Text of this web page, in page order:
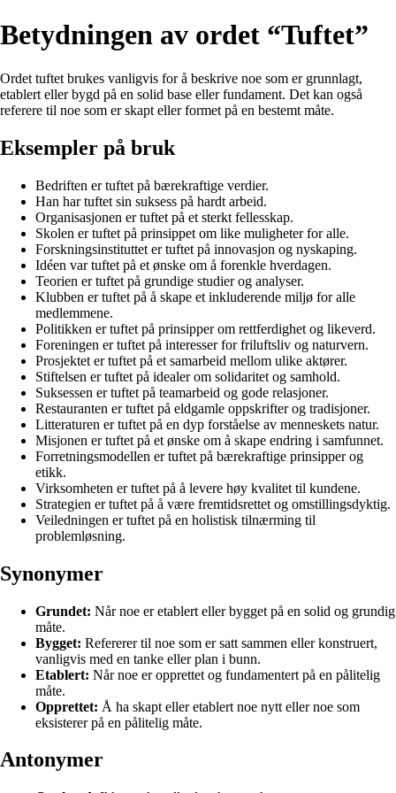
Betydningen av ordet “Tuftet”
Ordet tuftet brukes vanligvis for å beskrive noe som er grunnlagt,
etablert eller bygd på en solid base eller fundament. Det kan også
referere til noe som er skapt eller formet på en bestemt måte.
Eksempler på bruk
Bedriften er tuftet på bærekraftige verdier.
Han har tuftet sin suksess på hardt arbeid.
Organisasjonen er tuftet på et sterkt fellesskap.
Skolen er tuftet på prinsippet om like muligheter for alle.
Forskningsinstituttet er tuftet på innovasjon og nyskaping.
Idéen var tuftet på et ønske om å forenkle hverdagen.
Teorien er tuftet på grundige studier og analyser.
Klubben er tuftet på å skape et inkluderende miljø for alle
medlemmene.
Politikken er tuftet på prinsipper om rettferdighet og likeverd.
Foreningen er tuftet på interesser for friluftsliv og naturvern.
Prosjektet er tuftet på et samarbeid mellom ulike aktører.
Stiftelsen er tuftet på idealer om solidaritet og samhold.
Suksessen er tuftet på teamarbeid og gode relasjoner.
Restauranten er tuftet på eldgamle oppskrifter og tradisjoner.
Litteraturen er tuftet på en dyp forståelse av menneskets natur.
Misjonen er tuftet på et ønske om å skape endring i samfunnet.
Forretningsmodellen er tuftet på bærekraftige prinsipper og
etikk.
Virksomheten er tuftet på å levere høy kvalitet til kundene.
Strategien er tuftet på å være fremtidsrettet og omstillingsdyktig.
Veiledningen er tuftet på en holistisk tilnærming til
problemløsning.
Synonymer
Grundet: Når noe er etablert eller bygget på en solid og grundig
måte.
Bygget: Refererer til noe som er satt sammen eller konstruert,
vanligvis med en tanke eller plan i bunn.
Etablert: Når noe er opprettet og fundamentert på en pålitelig
måte.
Opprettet: Å ha skapt eller etablert noe nytt eller noe som
eksisterer på en pålitelig måte.
Antonymer